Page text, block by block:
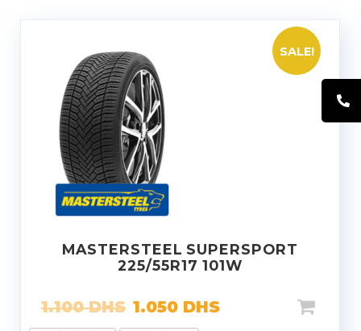
SALE!
MASTERSTEEL SUPERSPORT
225/55R17 101W
1.100DHS 1.050 DHS